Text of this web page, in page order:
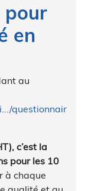
pour
en
au
questionnair
c’est la
pour les 10
à chaque